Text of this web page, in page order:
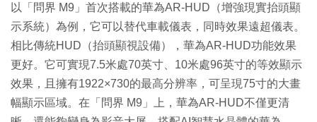
以「問界 M9」首次搭載的華為AR-HUD（增強現實抬頭顯
示系統）為例，它可以替代車載儀表，同時效果遠超儀表。
相比傳統HUD（抬頭顯視設備），華為AR-HUD功能效果
更好。它可實現7.5米處70英寸、10米處96英寸的等效顯示
效果，且擁有1922×730的最高分辨率，可呈現75寸的大畫
幅顯示區域。在「問界 M9」上，華為AR-HUD不僅更清